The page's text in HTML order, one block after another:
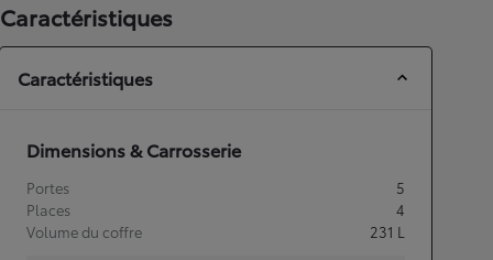
Caractéristiques
Caractéristiques
Dimensions & Carrosserie
Portes
5
Places
4
Volume du coffre
231 L